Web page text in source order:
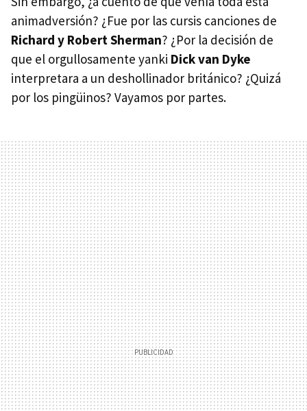
animadversión? ¿Fue por las cursis canciones de
Richard y Robert Sherman? ¿Por la decisión de
que el orgullosamente yanki Dick van Dyke
interpretara a un deshollinador británico? ¿Quizá
por los pingüinos? Vayamos por partes.